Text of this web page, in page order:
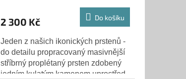
2 300 Kč Do košíku
Jeden z našich ikonických prstenů -
do detailu propracovaný masivnější
stříbrný proplétaný prsten zdobený
jedním kulatým kamenem uprostřed.